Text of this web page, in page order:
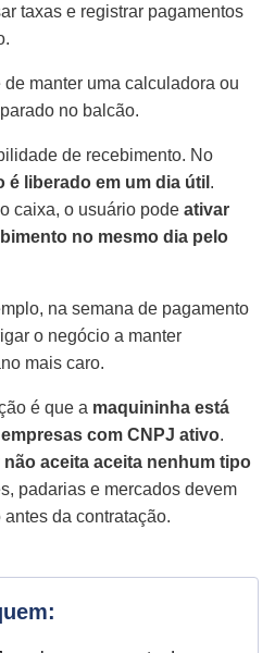
taxas e registrar pagamentos
manter uma calculadora ou
no balcão.
de recebimento. No
é liberado em um dia útil .
caixa, o usuário pode ativar
no mesmo dia pelo
na semana de pagamento
o negócio a manter
mais caro.
é que a maquininha está
com CNPJ ativo.
não aceita aceita nenhum tipo
padarias e mercados devem
da contratação.